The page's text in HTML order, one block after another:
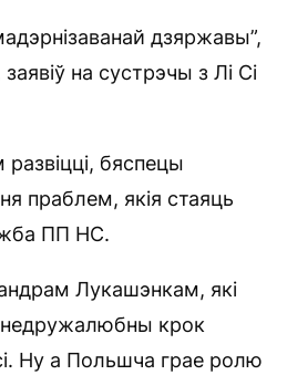
дзяржавы”,
на сустрэчы з Лі Сі
бяспецы
праблем, якія стаяць
ПП НС.
Лукашэнкам, які
крок
Ну а Польшча грае ролю